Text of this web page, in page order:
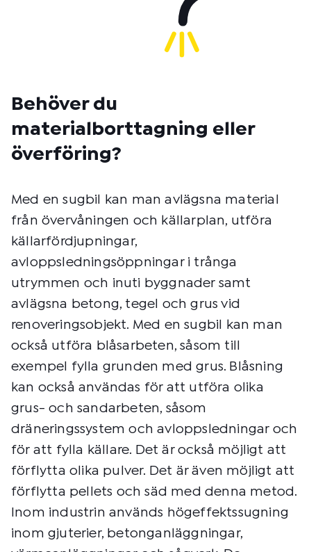
Behöver du
materialborttagning eller
överföring?
Med en sugbil kan man avlägsna material
från övervåningen och källarplan, utföra
källarfördjupningar,
avloppsledningsöppningar i trånga
utrymmen och inuti byggnader samt
avlägsna betong, tegel och grus vid
renoveringsobjekt. Med en sugbil kan man
också utföra blåsarbeten, såsom till
exempel fylla grunden med grus. Blåsning
kan också användas för att utföra olika
grus- och sandarbeten, såsom
dräneringssystem och avloppsledningar och
för att fylla källare. Det är också möjligt att
förflytta olika pulver. Det är även möjligt att
förflytta pellets och säd med denna metod.
Inom industrin används högeffektssugning
inom gjuterier, betonganläggningar,